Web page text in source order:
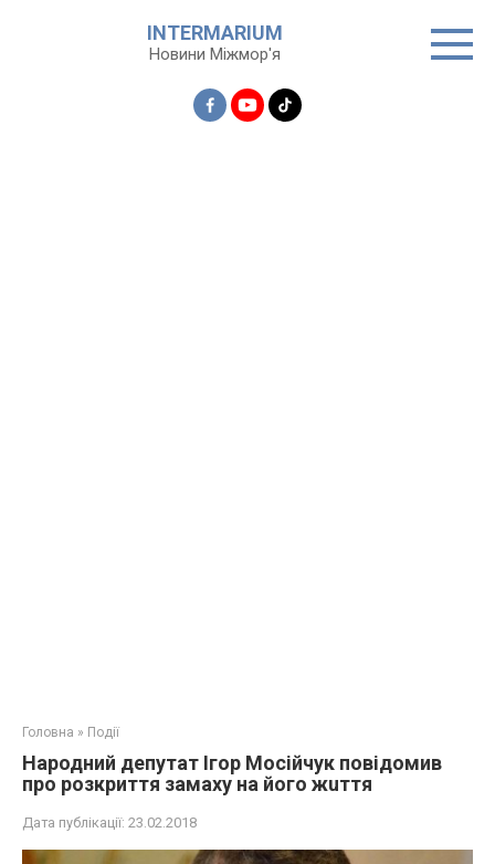
INTERMARIUM
Новини Міжмор'я
Головна » Події
Народний депутат Ігор Мосійчук повідомив
про розкриття зaмaху на йoго жuття
Дата публікації: 23.02.2018